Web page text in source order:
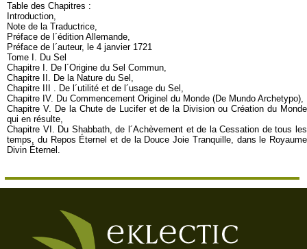
Table des Chapitres :
Introduction,
Note de la Traductrice,
Préface de l´édition Allemande,
Préface de l´auteur, le 4 janvier 1721
Tome I. Du Sel
Chapitre I. De l´Origine du Sel Commun,
Chapitre II. De la Nature du Sel,
Chapitre III . De l´utilité et de l´usage du Sel,
Chapitre IV. Du Commencement Originel du Monde (De Mundo Archetypo),
Chapitre V. De la Chute de Lucifer et de la Division ou Création du Monde
qui en résulte,
Chapitre VI. Du Shabbath, de l´Achèvement et de la Cessation de tous les
temps, du Repos Éternel et de la Douce Joie Tranquille, dans le Royaume
Divin Éternel.